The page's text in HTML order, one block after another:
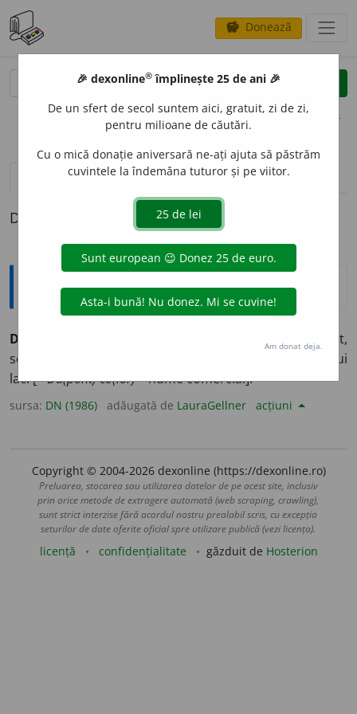
savings Donează
clear
opțiuni
definiții (1) pronunțievolume_up (1)
Definiția cu ID-ul 406575:
Explicative DEX
D
Lac pe bază de nitroceluloză; plastifiant,
solvent sau colorant întrebuințat la fabricarea acestui
lac. [<Du(pont) co(lor)– nume comercial].
sursa: DN (1986) adăugată de LauraGellner acțiuni
Copyright © 2004-2026 dexonline (https://dexonline.ro)
Preluarea, stocarea sau utilizarea datelor de pe acest site, inclusiv
prin orice metode de extragere automată (web scraping, crawling),
sunt strict interzise fără acordul nostru prealabil scris, cu excepția
seturilor de date oferite oficial spre utilizare publică (vezi licența).
licență confidențialitate găzduit de Hosterion
🎉 dexonline® împlinește 25 de ani 🎉
De un sfert de secol suntem aici, gratuit, zi de zi,
pentru milioane de căutări.
Cu o mică donație aniversară ne-ați ajuta să păstrăm
cuvintele la îndemâna tuturor și pe viitor.
Am donat deja.